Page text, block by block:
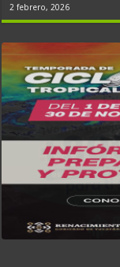
2 febrero, 2026